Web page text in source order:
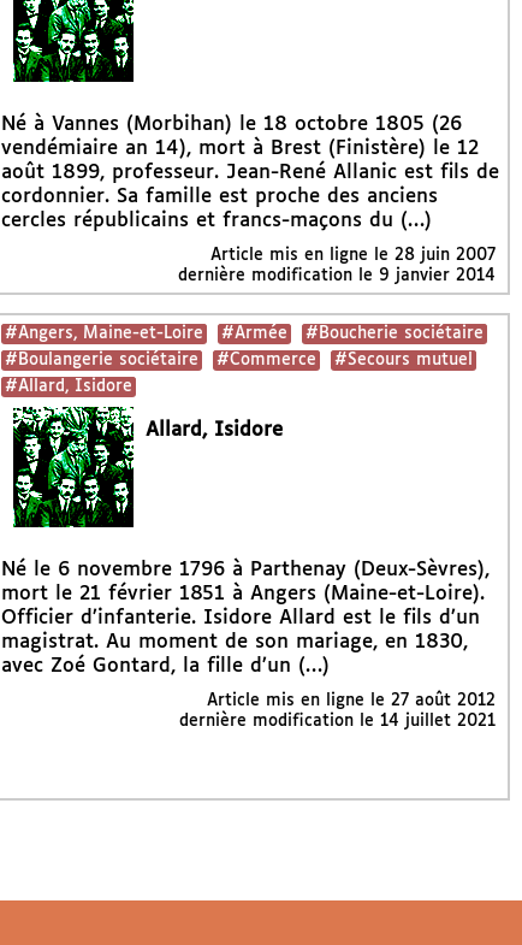
Né à Vannes (Morbihan) le 18 octobre 1805 (26
vendémiaire an 14), mort à Brest (Finistère) le 12
août 1899, professeur. Jean-René Allanic est fils de
cordonnier. Sa famille est proche des anciens
cercles républicains et francs-maçons du (…)
Article mis en ligne le28 juin 2007
dernière modification le 9 janvier 2014
#Angers, Maine-et-Loire #Armée
#Boucherie sociétaire
#Boulangerie sociétaire
#Commerce
#Secours mutuel
#Allard, Isidore
Allard, Isidore
Né le 6 novembre 1796 à Parthenay (Deux-Sèvres),
mort le 21 février 1851 à Angers (Maine-et-Loire).
Officier d’infanterie. Isidore Allard est le fils d’un
magistrat. Au moment de son mariage, en 1830,
avec Zoé Gontard, la fille d’un (…)
Article mis en ligne le27 août 2012
dernière modification le 14 juillet 2021